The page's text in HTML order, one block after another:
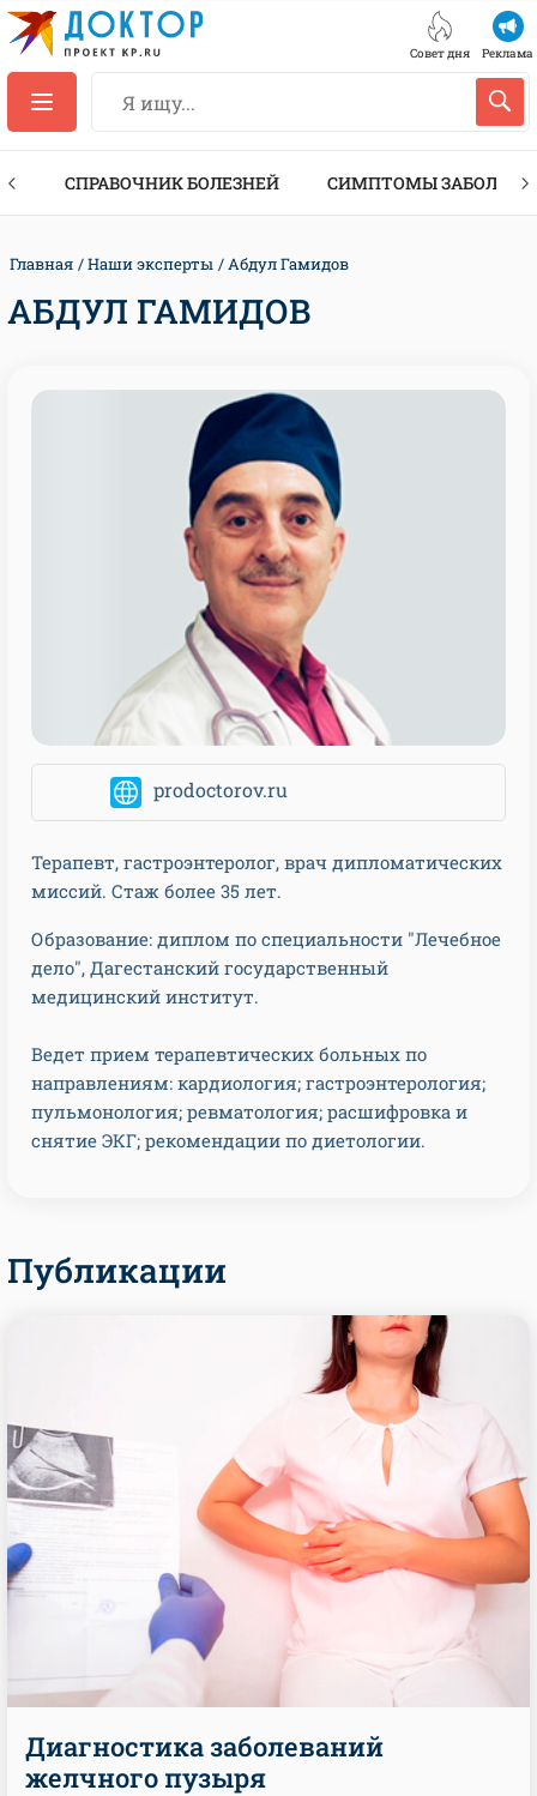
Совет дня Реклама
СПРАВОЧНИК БОЛЕЗНЕЙ СИМПТОМЫ
Главная Наши эксперты Абдул Гамидов
АБДУЛ ГАМИДОВ
prodoctorov.ru
Терапевт, гастроэнтеролог, врач дипломатических
миссий. Стаж более 35 лет.
Образование: диплом по специальности "Лечебное
дело", Дагестанский государственный
медицинский институт.
Ведет прием терапевтических больных по
направлениям: кардиология; гастроэнтерология;
пульмонология; ревматология; расшифровка и
снятие ЭКГ; рекомендации по диетологии.
Публикации
Диагностика заболеваний
желчного пузыря